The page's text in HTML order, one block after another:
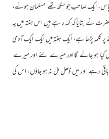
ایک صاحب جو سکھ تھے مسلمان ہوئے،
نے بتایا کہ کہہ ر ہے ہیں اس ہفتہ میں یہ
کلمہ پڑھا ہے، ایک ہفتہ میں ایک ایک آدمی
حال کیا ہو جائے گا اور میرے لئے اور میرے
رہے اور میں ڈھل مل نہ ہو جاؤں، اس کی